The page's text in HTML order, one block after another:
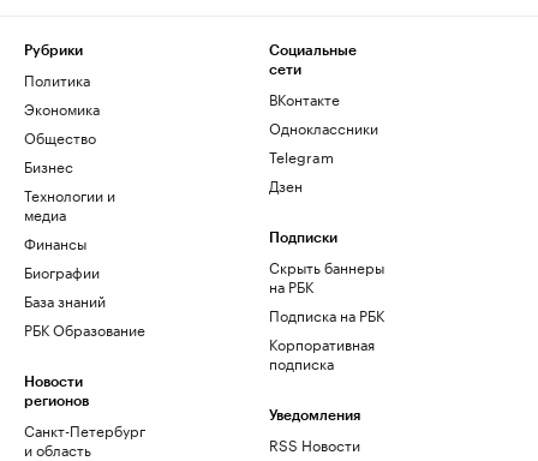
Рубрики
Политика
Экономика
Общество
Бизнес
Технологии и
медиа
Финансы
Биографии
База знаний
РБК Образование
Новости
регионов
Санкт-Петербург
и область
Социальные
сети
ВКонтакте
Одноклассники
Telegram
Дзен
Подписки
Скрыть баннеры
на РБК
Подписка на РБК
Корпоративная
подписка
Уведомления
RSS Новости